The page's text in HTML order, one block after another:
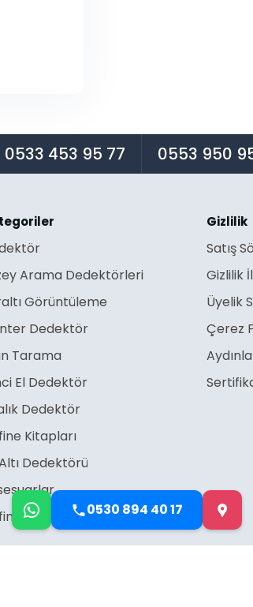
0530 894 40 17
0533 453 95 77 0553 950
Arama Dedektörleri
Görüntüleme
Dedektör
Tarama
El Dedektör
Dedektör
Kitapları
Dedektörü
İşaretleri
Gizlilik
Satış
Gizlilik
Üyelik
Çerez